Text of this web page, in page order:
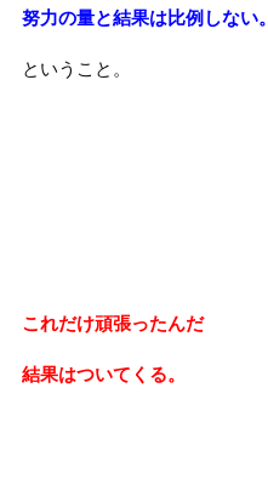
努力の量と結果は比例しない。
ということ。
これだけ頑張ったんだ
結果はついてくる。